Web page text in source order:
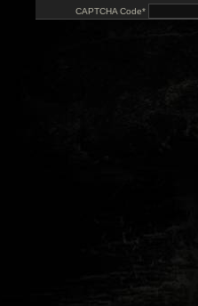
CAPTCHA Code*